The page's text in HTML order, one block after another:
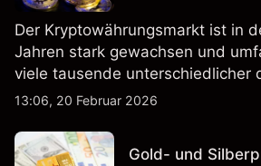
Der Kryptowährungsmarkt ist in
Jahren stark gewachsen und
viele tausende unterschiedlicher
Währungen.
13:06, 20 Februar 2026
Gold- und